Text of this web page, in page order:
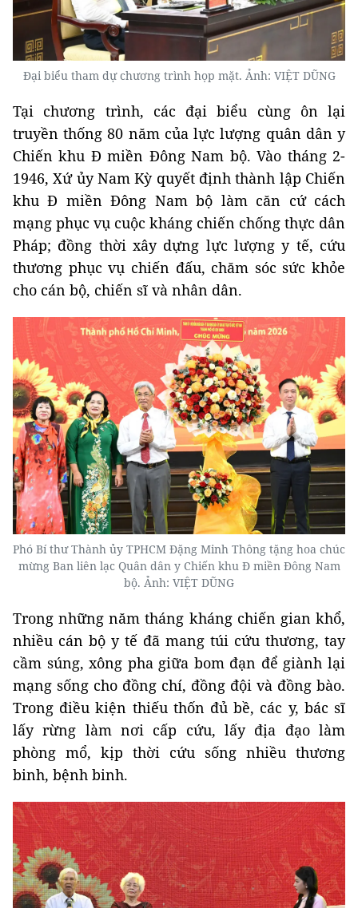
Đại biểu tham dự chương trình họp mặt. Ảnh: VIỆT DŨNG
Tại chương trình, các đại biểu cùng ôn lại
truyền thống 80 năm của lực lượng quân dân y
Chiến khu Đ miền Đông Nam bộ. Vào tháng 2-
1946, Xứ ủy Nam Kỳ quyết định thành lập Chiến
khu Đ miền Đông Nam bộ làm căn cứ cách
mạng phục vụ cuộc kháng chiến chống thực dân
Pháp; đồng thời xây dựng lực lượng y tế, cứu
thương phục vụ chiến đấu, chăm sóc sức khỏe
cho cán bộ, chiến sĩ và nhân dân.
Phó Bí thư Thành ủy TPHCM Đặng Minh Thông tặng hoa chúc
mừng Ban liên lạc Quân dân y Chiến khu Đ miền Đông Nam
bộ. Ảnh: VIỆT DŨNG
Trong những năm tháng kháng chiến gian khổ,
nhiều cán bộ y tế đã mang túi cứu thương, tay
cầm súng, xông pha giữa bom đạn để giành lại
mạng sống cho đồng chí, đồng đội và đồng bào.
Trong điều kiện thiếu thốn đủ bề, các y, bác sĩ
lấy rừng làm nơi cấp cứu, lấy địa đạo làm
phòng mổ, kịp thời cứu sống nhiều thương
binh, bệnh binh.